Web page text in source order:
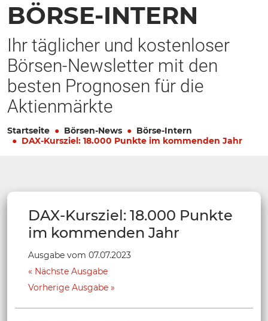
BÖRSE-INTERN
Ihr täglicher und kostenloser
Börsen-Newsletter mit den
besten Prognosen für die
Aktienmärkte
Startseite Börsen-News
Börse-Intern
DAX-Kursziel: 18.000 Punkte im kommenden Jahr
DAX-Kursziel: 18.000 Punkte
im kommenden Jahr
Ausgabe vom 07.07.2023
Nächste Ausgabe
Vorherige Ausgabe